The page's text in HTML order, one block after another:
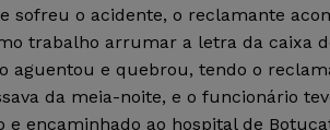
sofreu o acidente, o reclamante
trabalho arrumar a letra da caixa
aguentou e quebrou, tendo o
da meia-noite, e o funcionário
e encaminhado ao hospital de